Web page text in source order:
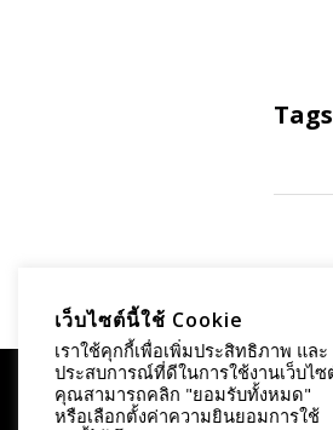
Comments are closed.
เว็บไซต์นี้ใช้ Cookie
เราใช้คุกกี้เพื่อเพิ่มประสิทธิภาพ และ
ประสบการณ์ที่ดีในการใช้งานเว็บไซ
คุณสามารถคลิก "ยอมรับทั้งหมด"
หรือเลือกตั้งค่าความยินยอมการใช้